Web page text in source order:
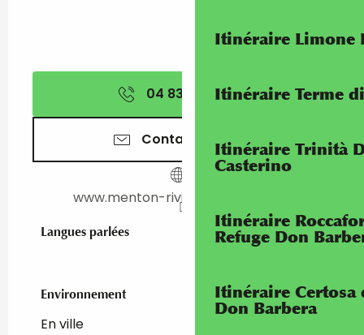
Itinéraire Limone
Itinéraire Terme
Itinéraire Trinità
Casterino
Itinéraire
Refuge Don
Itinéraire Certosa
Don Barbera
04 83 93 70▒▒
Contactez-nous
www.menton-riviera-merveilles.fr
Langues parlées
Langues parlées
Environnement
Environnement
En ville